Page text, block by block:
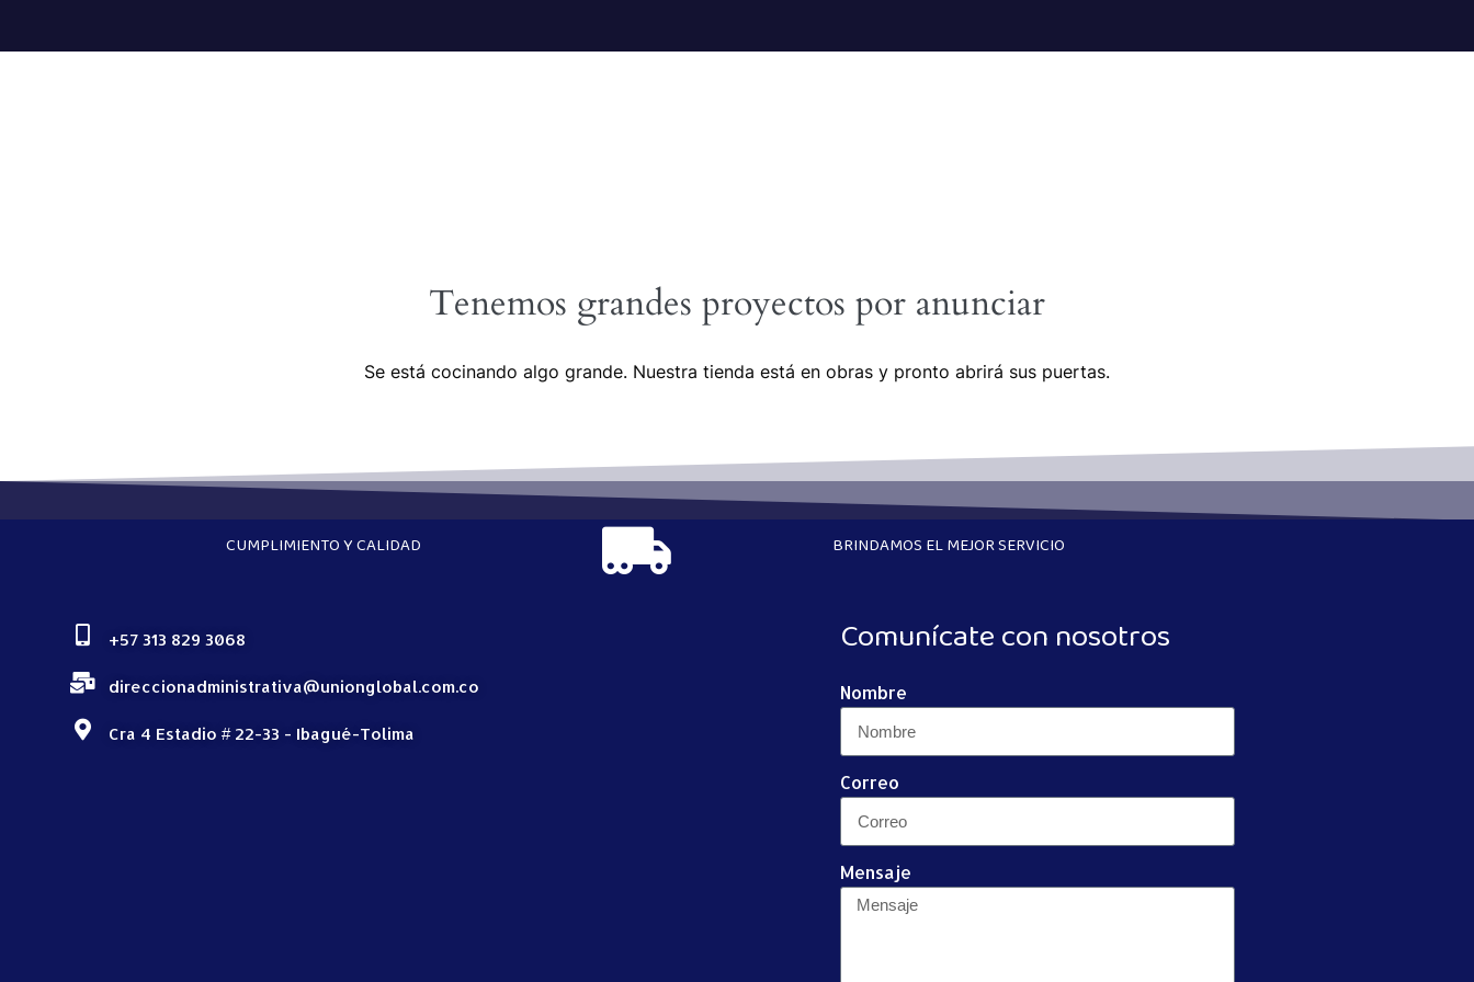
Tenemos grandes proyectos por anunciar
Se está cocinando algo grande. Nuestra tienda está en obras y pronto abrirá sus puertas.
CUMPLIMIENTO Y CALIDAD BRINDAMOS EL MEJOR SERVICIO
+57 313 829 3068
direccionadministrativa@unionglobal.com.co
Cra 4 Estadio # 22-33 - Ibagué-Tolima
Comunícate con nosotros
Nombre
Correo
Mensaje